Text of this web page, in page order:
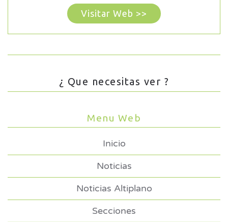
Visitar Web >>
¿ Que necesitas ver ?
Menu Web
Inicio
Noticias
Noticias Altiplano
Secciones